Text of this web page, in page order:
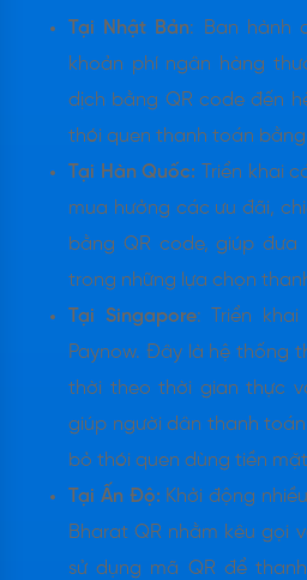
Tại Nhật Bản: Ban hành
khoản phí ngân hàng
dịch bằng QR code đến
thói quen thanh toán
Tại Hàn Quốc: Triển khai
mua hưởng các ưu đãi,
bằng QR code, giúp
trong những lựa chọn
Tại Singapore: Triển
Paynow. Đây là hệ thống
thời theo thời gian thực
giúp người dân thanh
bỏ thói quen dùng tiền
Tại Ấn Độ: Khởi động
Bharat QR nhằm kêu gọi
sử dụng mã QR để